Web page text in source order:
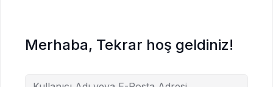
Merhaba, Tekrar hoş geldiniz!